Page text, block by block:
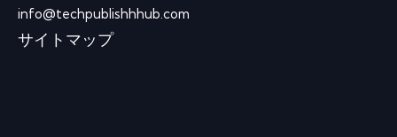
info@techpublishhhub.com
サイトマップ